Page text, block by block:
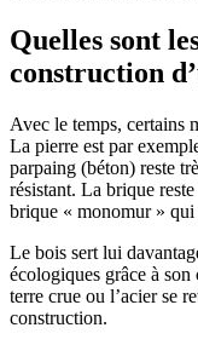
Quelles sont
construction
Avec le temps, certains
La pierre est par
parpaing (béton) reste
résistant. La brique
brique « monomur »
Le bois sert lui
écologiques grâce à
terre crue ou l’acier se
construction.